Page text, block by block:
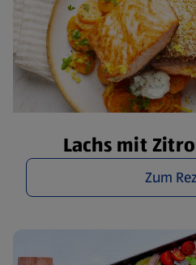
Lachs mit
Zum